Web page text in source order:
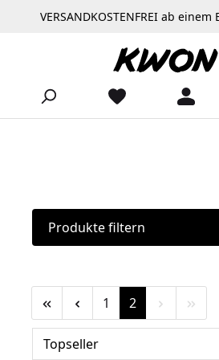
Zum Hauptinhalt springen
VERSANDKOSTENFREI ab
Produkte filtern
Seite
1 Seite
2